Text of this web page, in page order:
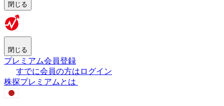
閉じる
閉じる
プレミアム会員登録
すでに会員の方はログイン
株探プレミアムとは